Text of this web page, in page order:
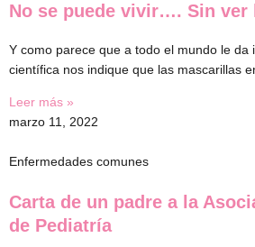
No se puede vivir…. Sin ver
Y como parece que a todo el mundo le da
científica nos indique que las mascarillas
Leer más »
marzo 11, 2022
Enfermedades comunes
Carta de un padre a la
de Pediatría